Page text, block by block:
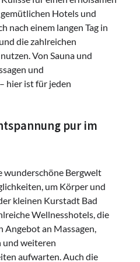
Hotels und
nach einem langen Tag in
die zahlreichen
Von Sauna und
und
hier ist für jeden
pur im
wunderschöne Bergwelt
um Körper und
kleinen Kurstadt Bad
Wellnesshotels, die
Angebot an Massagen,
und weiteren
aufwarten. Auch die